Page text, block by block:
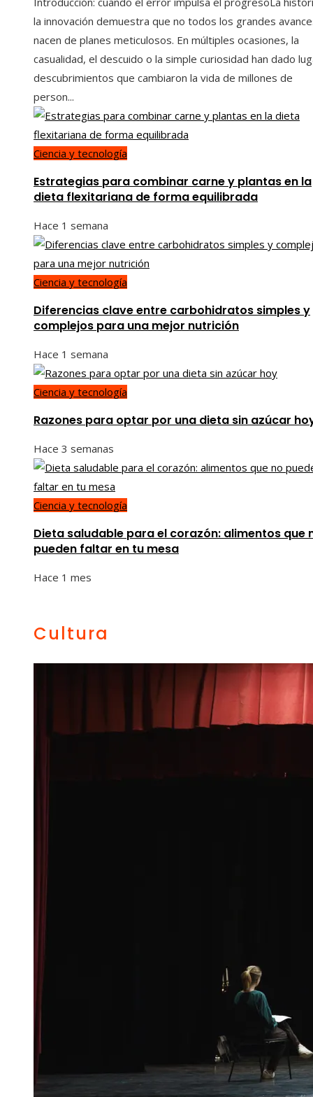
la innovación demuestra que no todos los grandes
nacen de planes meticulosos. En múltiples ocasiones, la
casualidad, el descuido o la simple curiosidad han dado
descubrimientos que cambiaron la vida de millones de
person...
Ciencia y tecnología
Estrategias para combinar carne y plantas en la
dieta flexitariana de forma equilibrada
Hace 1 semana
Ciencia y tecnología
Diferencias clave entre carbohidratos simples y
complejos para una mejor nutrición
Hace 1 semana
Ciencia y tecnología
Razones para optar por una dieta sin azúcar
Hace 3 semanas
Ciencia y tecnología
Dieta saludable para el corazón: alimentos que
pueden faltar en tu mesa
Hace 1 mes
Cultura